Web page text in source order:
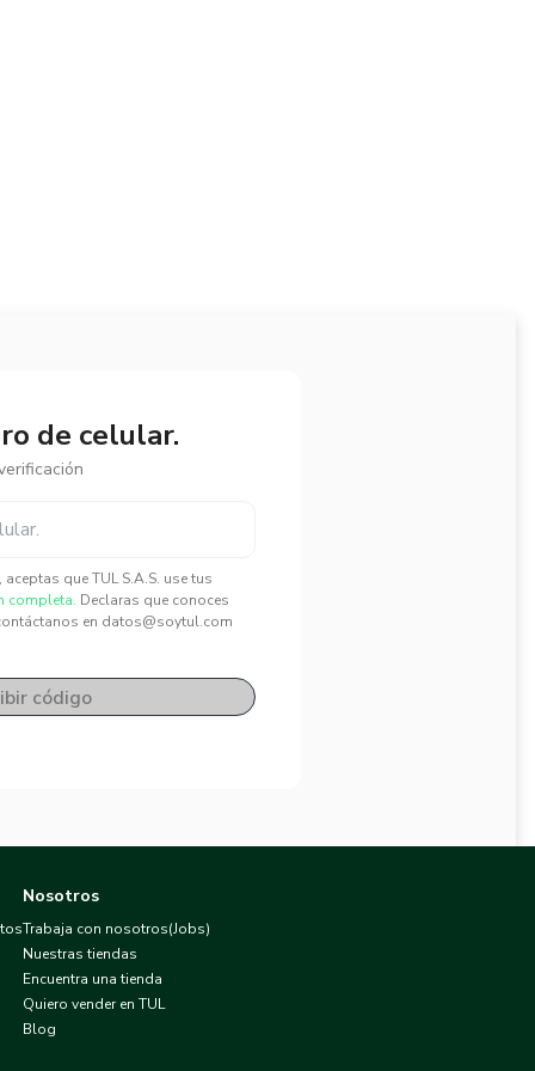
de celular.
que TUL S.A.S. use tus
completa. Declaras que conoces
en datos@soytul.com
código
Nosotros
Trabaja con nosotros(Jobs)
Nuestras tiendas
Encuentra una tienda
Quiero vender en TUL
Blog